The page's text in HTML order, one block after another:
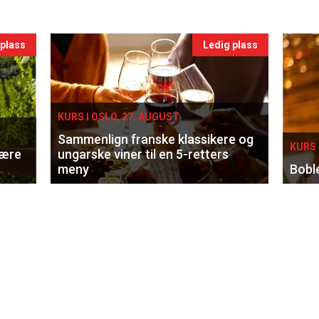
Ledig plass
KURS I OSLO, 27. AUGUST
Sammenlign franske klassikere og
ungarske viner til en 5-retters
meny